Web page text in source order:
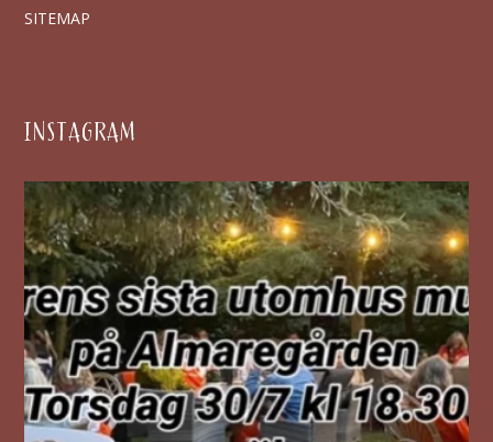
SITEMAP
INSTAGRAM